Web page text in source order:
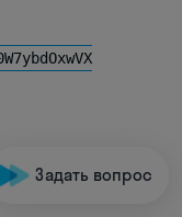
Задать вопрос